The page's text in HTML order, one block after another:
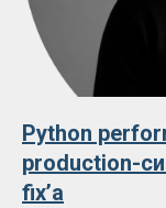
Python
production-
fix’а